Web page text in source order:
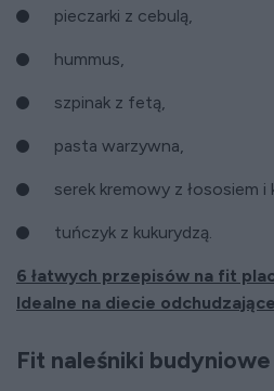
pieczarki z cebulą,
hummus,
szpinak z fetą,
pasta warzywna,
serek kremowy z łososiem i
tuńczyk z kukurydzą.
6 łatwych przepisów na fit
Idealne na diecie
Fit naleśniki budyniowe